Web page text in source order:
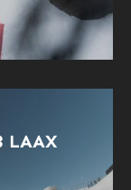
LAAX